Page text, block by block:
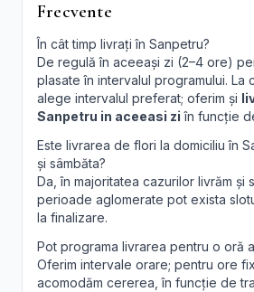
Frecvente
În cât timp livrați în Sanpetru?
De regulă în aceeași zi (2–4 ore)
plasate în intervalul programului. La
alege intervalul preferat; oferim și
Sanpetru in aceeasi zi în funcție
Este livrarea de flori la domiciliu în
și sâmbăta?
Da, în majoritatea cazurilor livrăm și
perioade aglomerate pot exista
la finalizare.
Pot programa livrarea pentru o oră
Oferim intervale orare; pentru ore
acomodăm cererea, în funcție de